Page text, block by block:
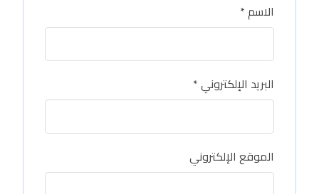
الاسم*
البريد الإلكتروني*
الموقع الإلكتروني